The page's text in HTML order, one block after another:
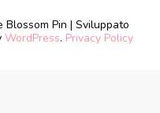
Blossom Pin | Sviluppato
WordPress. Privacy Policy